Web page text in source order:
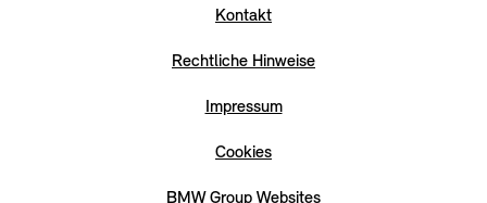
Kontakt
Rechtliche Hinweise
Impressum
Cookies
BMW Group Websites